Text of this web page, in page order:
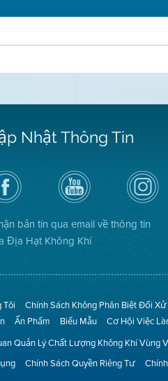
Nhật Thông Tin
Truy
cập
Trang
Facebook
Địa
Hạt
Kênh
YouTube
của
Địa
Không
Air
District
on
bản tin qua email về thông tin
Địa Hạt Không Khí
Tôi Chính Sách Không Phân Biệt Đối Xử
Ấn Phẩm Biểu Mẫu Cơ Hội Việc
Quản Lý Chất Lượng Không Khí Vùng
Chính Sách Quyền Riêng Tư